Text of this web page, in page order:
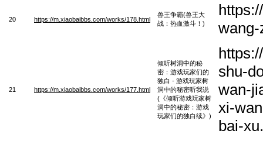
20 https://m.xiaobaibbs.com/works/178.html
兽王争霸(兽王大
战：热血激斗！)
21 https://m.xiaobaibbs.com/works/177.html
倾听树洞中的秘
密：游戏玩家们的
独白 - 游戏玩家树
洞中的秘密听我说
(《倾听游戏玩家树
洞中的秘密：游戏
玩家们的独白续》)
shu-
wan-
xi-
bai-